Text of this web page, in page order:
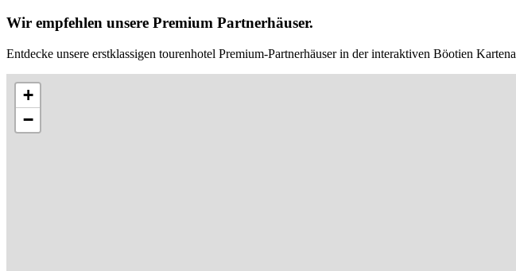
Wir empfehlen unsere Premium Partnerhäuser.
Entdecke unsere erstklassigen tourenhotel Premium-Partnerhäuser in der interaktiven Böotien
+
−